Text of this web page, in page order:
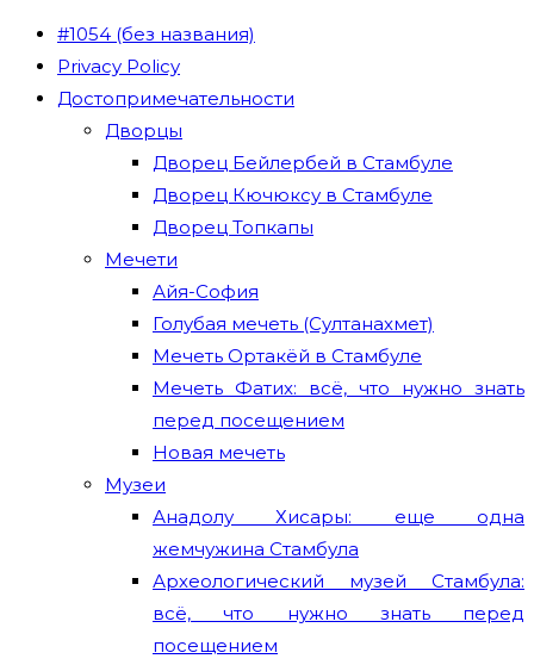
#1054 (без названия)
Privacy Policy
Достопримечательности
Дворцы
Дворец Бейлербей в Стамбуле
Дворец Кючюксу в Стамбуле
Дворец Топкапы
Мечети
Айя-София
Голубая мечеть (Султанахмет)
Мечеть Ортакёй в Стамбуле
Мечеть Фатих: всё, что нужно знать
перед посещением
Новая мечеть
Музеи
Анадолу Хисары: еще одна
жемчужина Стамбула
Археологический музей Стамбула:
всё, что нужно знать перед
посещением